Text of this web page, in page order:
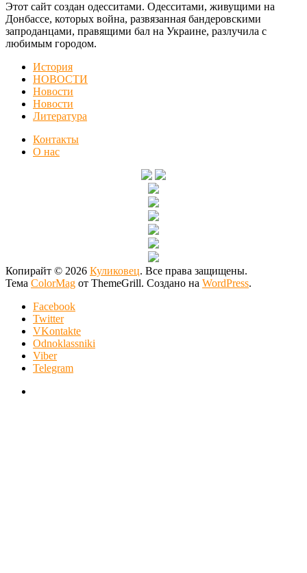
Этот сайт создан одесситами. Одесситами, живущими на
Донбассе, которых война, развязанная бандеровскими
запроданцами, правящими бал на Украине, разлучила с
любимым городом.
История
НОВОСТИ
Новости
Новости
Литература
Контакты
О нас
Копирайт © 2026 Куликовец. Все права защищены.
Тема ColorMag от ThemeGrill. Создано на WordPress.
Facebook
Twitter
VKontakte
Odnoklassniki
Viber
Telegram